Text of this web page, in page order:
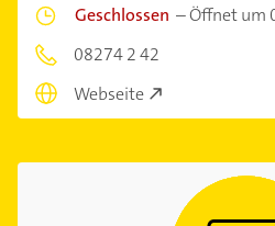
Geschlossen –Öffnet um
08274 2 42
Webseite